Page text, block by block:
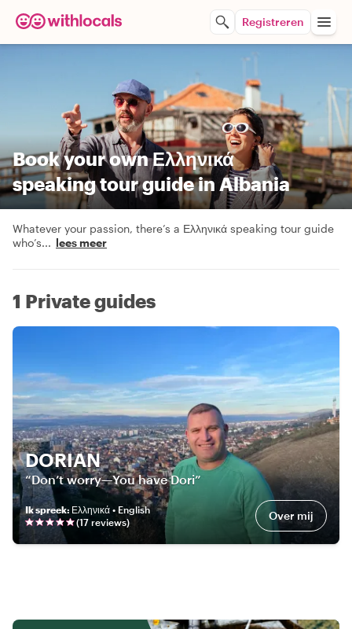
Registreren
Book your own Ελληνικά
speaking tour guide in Albania
Whatever your passion, there’s a Ελληνικά speaking tour guide
who’s... lees meer
1 Private guides
DORIAN
“Don’t worry—You have Dori”
Ik spreek: Ελληνικά • English
(17 reviews) Over mij